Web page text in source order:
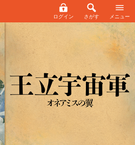
ログイン さがす メニュー